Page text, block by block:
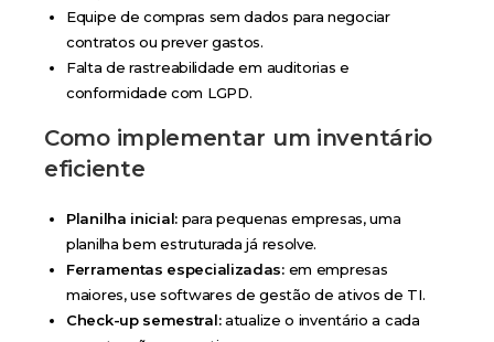
Equipe de compras sem dados para negociar
contratos ou prever gastos.
Falta de rastreabilidade em auditorias e
conformidade com LGPD.
Como implementar um inventário
eficiente
Planilha inicial:para pequenas empresas, uma
planilha bem estruturada já resolve.
Ferramentas especializadas:em empresas
maiores, use softwares de gestão de ativos de TI.
Check-up semestral:atualize o inventário a cada